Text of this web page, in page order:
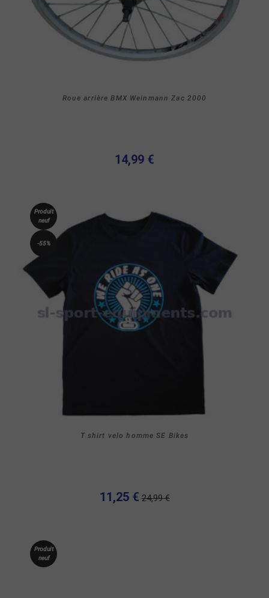
Roue arrière BMX Weinmann Zac 2000
14,99 €
Produit
neuf
-55%
T shirt velo homme SE Bikes
11,25 € 24,99 €
Produit
neuf